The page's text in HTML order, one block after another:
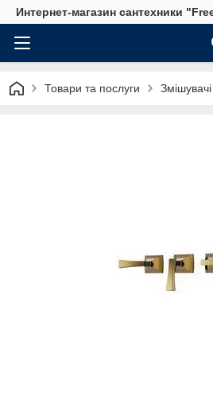
Интернет-магазин сантехники
Товари та послуги Змішувачі